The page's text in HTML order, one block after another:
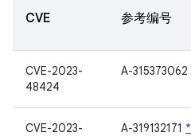
CVE 参考编号
CVE-2023-
48424
A-315373062
CVE-2023-
A-319132171 *